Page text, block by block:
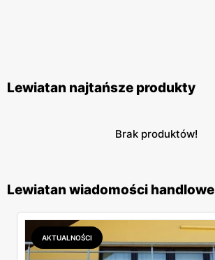
Lewiatan najtańsze produkty
Brak produktów!
Lewiatan wiadomości handlowe
AKTUALNOŚCI